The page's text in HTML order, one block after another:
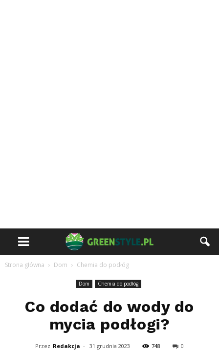
Strona główna Dom Chemia do podłóg
Dom Chemia do podłóg
Co dodać do wody do
mycia podłogi?
Przez Redakcja - 31 grudnia 2023 748 0